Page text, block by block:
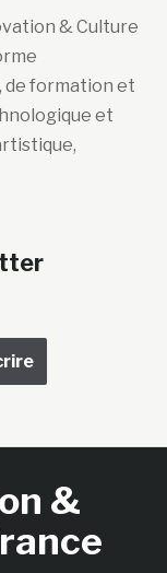
& Culture
de formation et
et
&